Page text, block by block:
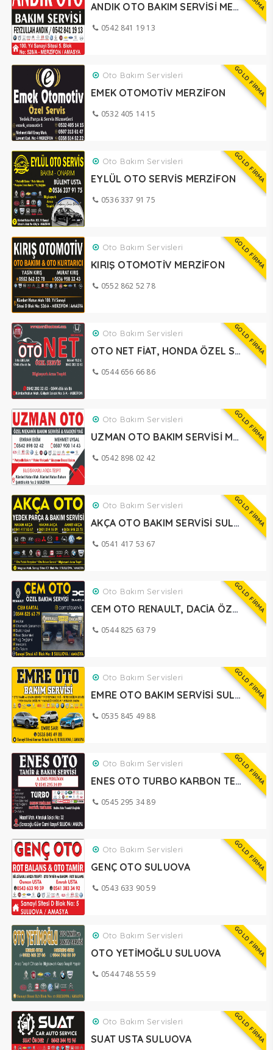
ANDIK OTO BAKIM SERVİSİ MERZİFON
0542 841 19 13
GOLD FİRMA
Oto Bakım Servisleri
EMEK OTOMOTİV MERZİFON
0532 405 14 15
GOLD FİRMA
Oto Bakım Servisleri
EYLÜL OTO SERVİS MERZİFON
0536 337 91 75
GOLD FİRMA
Oto Bakım Servisleri
KIRIŞ OTOMOTİV MERZİFON
0552 862 52 78
GOLD FİRMA
Oto Bakım Servisleri
OTO NET FİAT, HONDA ÖZEL SERVİSİ MERZİFON
0544 656 66 86
GOLD FİRMA
Oto Bakım Servisleri
UZMAN OTO BAKIM SERVİSİ MERZİFON
0542 898 02 42
GOLD FİRMA
Oto Bakım Servisleri
AKÇA OTO BAKIM SERVİSİ SULUOVA
0541 417 53 67
GOLD FİRMA
Oto Bakım Servisleri
CEM OTO RENAULT, DACİA ÖZEL SERVİSİ SULUOVA
0544 825 63 79
GOLD FİRMA
Oto Bakım Servisleri
EMRE OTO BAKIM SERVİSİ SULUOVA
0535 845 49 88
GOLD FİRMA
Oto Bakım Servisleri
ENES OTO TURBO KARBON TEMİZLEME SULUOVA
0545 295 34 89
GOLD FİRMA
Oto Bakım Servisleri
GENÇ OTO SULUOVA
0543 633 90 59
GOLD FİRMA
Oto Bakım Servisleri
OTO YETİMOĞLU SULUOVA
0544 748 55 59
GOLD FİRMA
Oto Bakım Servisleri
SUAT USTA SULUOVA